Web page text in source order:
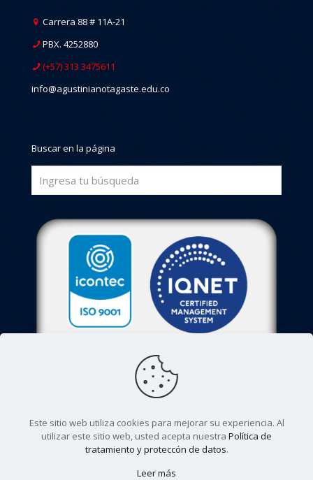
Carrera 88 # 11A-21
PBX. 4252880
(+57) 313 3475611
info@agustinianotagaste.edu.co
Buscar en la página
Este sitio web utiliza cookies para mejorar su experiencia. Al
utilizar este sitio web, usted acepta nuestra Política de
tratamiento y proteccón de datos.
Leer más